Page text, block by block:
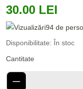
30.00 LEI
94 de
Disponibilitate: În stoc
Cantitate